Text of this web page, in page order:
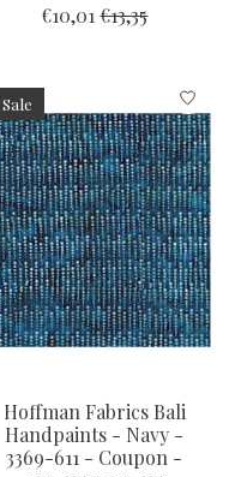
€10,01 €13,35
Sale
Hoffman Fabrics Bali
Handpaints - Navy -
3369-611 - Coupon -